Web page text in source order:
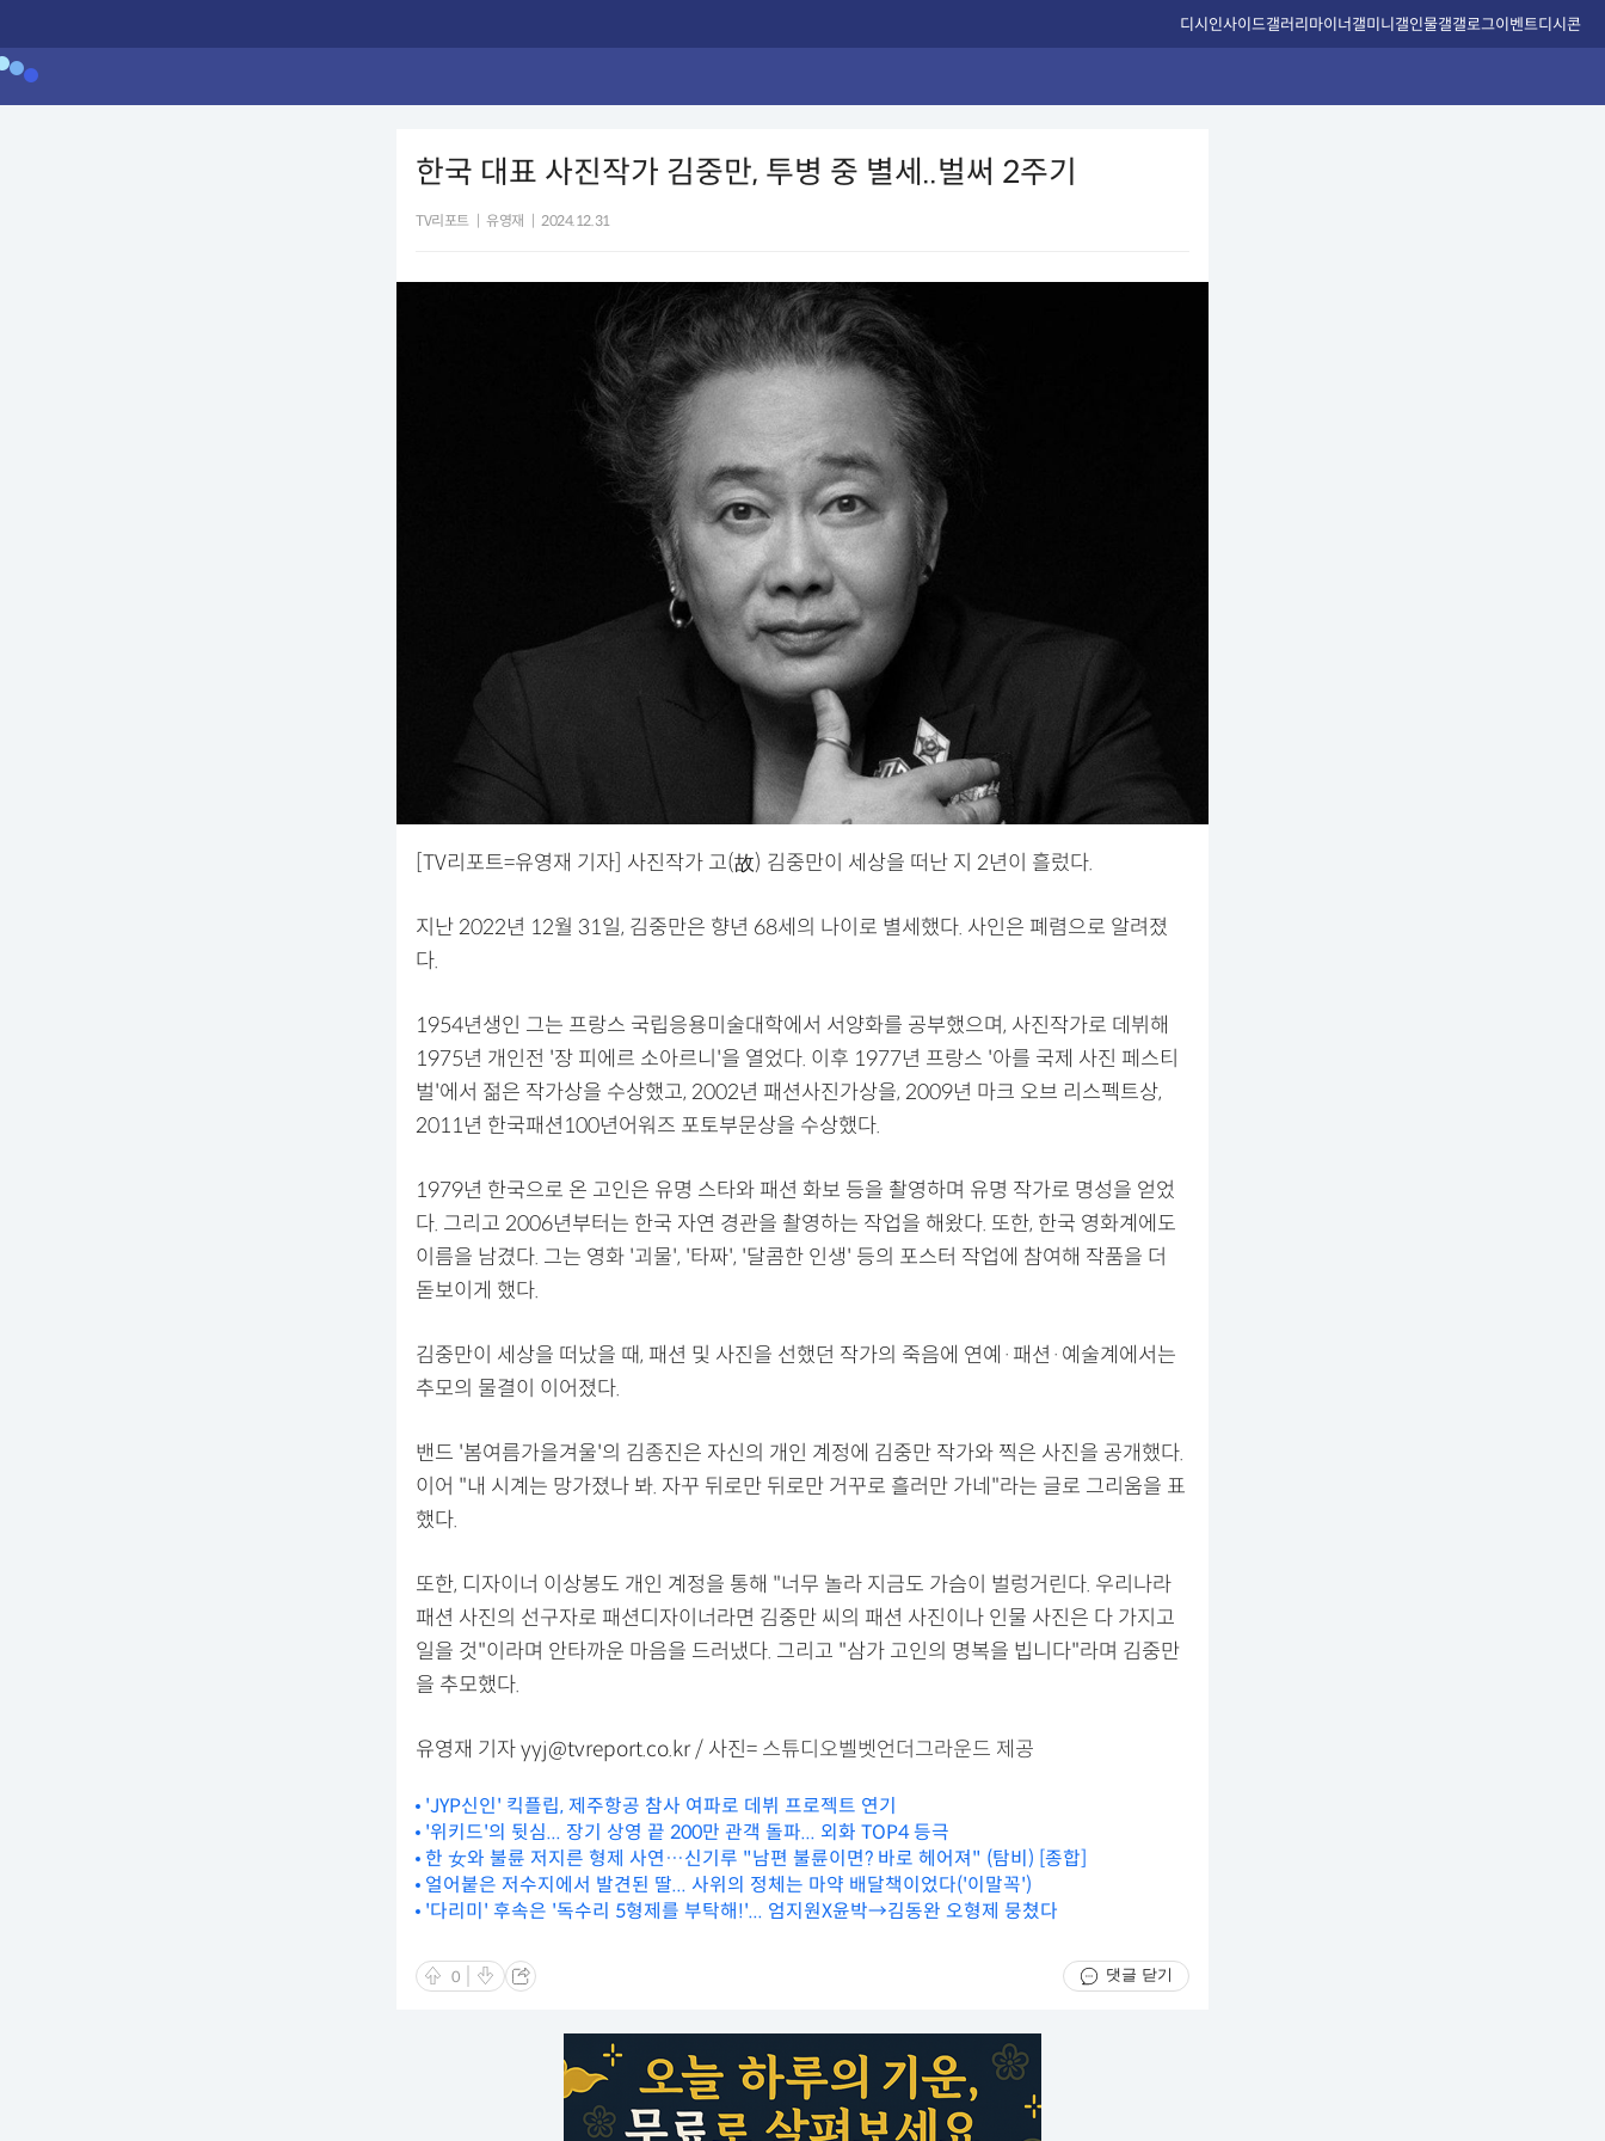
디시인사이드갤러리마이너갤미니갤인물갤갤로그이벤트디시콘
한국 대표 사진작가 김중만, 투병 중 별세..벌써 2주기
TV리포트 유영재 2024.12.31
[TV리포트=유영재 기자] 사진작가 고(故) 김중만이 세상을 떠난 지 2년이 흘렀다.
지난 2022년 12월 31일, 김중만은 향년 68세의 나이로 별세했다. 사인은 폐렴으로 알려졌
다.
1954년생인 그는 프랑스 국립응용미술대학에서 서양화를 공부했으며, 사진작가로 데뷔해
1975년 개인전 '장 피에르 소아르니'을 열었다. 이후 1977년 프랑스 '아를 국제 사진 페스티
벌'에서 젊은 작가상을 수상했고, 2002년 패션사진가상을, 2009년 마크 오브 리스펙트상,
2011년 한국패션100년어워즈 포토부문상을 수상했다.
1979년 한국으로 온 고인은 유명 스타와 패션 화보 등을 촬영하며 유명 작가로 명성을 얻었
다. 그리고 2006년부터는 한국 자연 경관을 촬영하는 작업을 해왔다. 또한, 한국 영화계에도
이름을 남겼다. 그는 영화 '괴물', '타짜', '달콤한 인생' 등의 포스터 작업에 참여해 작품을 더
돋보이게 했다.
김중만이 세상을 떠났을 때, 패션 및 사진을 선했던 작가의 죽음에 연예·패션·예술계에서는
추모의 물결이 이어졌다.
밴드 '봄여름가을겨울'의 김종진은 자신의 개인 계정에 김중만 작가와 찍은 사진을 공개했다.
이어 "내 시계는 망가졌나 봐. 자꾸 뒤로만 뒤로만 거꾸로 흘러만 가네"라는 글로 그리움을 표
했다.
또한, 디자이너 이상봉도 개인 계정을 통해 "너무 놀라 지금도 가슴이 벌렁거린다. 우리나라
패션 사진의 선구자로 패션디자이너라면 김중만 씨의 패션 사진이나 인물 사진은 다 가지고
일을 것"이라며 안타까운 마음을 드러냈다. 그리고 "삼가 고인의 명복을 빕니다"라며 김중만
을 추모했다.
유영재 기자 yyj@tvreport.co.kr / 사진= 스튜디오벨벳언더그라운드 제공
'JYP신인' 킥플립, 제주항공 참사 여파로 데뷔 프로젝트 연기
'위키드'의 뒷심... 장기 상영 끝 200만 관객 돌파... 외화 TOP4 등극
한 女와 불륜 저지른 형제 사연…신기루 "남편 불륜이면? 바로 헤어져" (탐비) [종합]
얼어붙은 저수지에서 발견된 딸... 사위의 정체는 마약 배달책이었다('이말꼭')
'다리미' 후속은 '독수리 5형제를 부탁해!'... 엄지원X윤박→김동완 오형제 뭉쳤다
0 댓글 닫기